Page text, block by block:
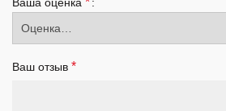
Ваш отзыв *